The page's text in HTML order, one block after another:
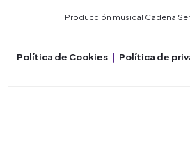
Producción musical Cadena
Política de Cookies Política de